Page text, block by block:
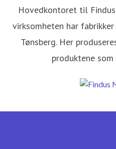
Hovedkontoret til
virksomheten har
Tønsberg. Her
produktene